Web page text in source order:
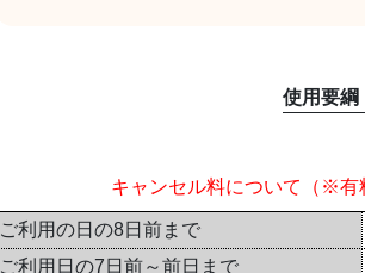
使用要綱
キャンセル料について （※有
ご利用の日の8日前まで
ご利用日の7日前～前日まで